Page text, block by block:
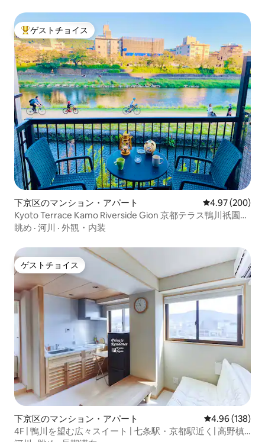
大好評のゲストチョイスです。
ゲストチョイス
下京区のマンション・アパート レビュー200
4.97 (200)
Kyoto Terrace Kamo Riverside Gion 京都テラス鴨川祇園、
クイーンベ.
眺め · 河川 · 外観・内装
ゲストチョイス
ゲストチョイス
下京区のマンション・アパート レビュー138
4.96 (138)
4F | 鴨川を望む広々スイート | 七条駅・京都駅近く| 高野槙